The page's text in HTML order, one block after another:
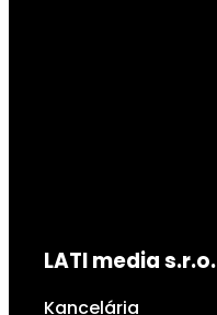
LATI media s.r.o.
Kancelária